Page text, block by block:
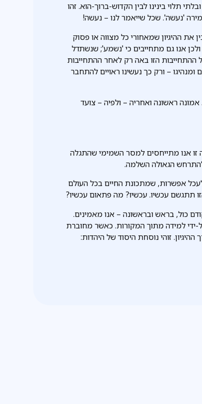
תלוי בינינו לבין הקדוש-ברוך-הוא. זהו
'נעשה'. שכל שייאמר לנו – נעשה!
את ההיגיון שמאחורי כל מצווה או פסוק
אנו גם מתחייבים כי 'נשמע'; שנשתדל
ההתחייבות הזו באה רק לאחר ההתחייבות
– ורק כך נעשינו ראויים להתחבר
אמונה ראשונה ואחריה – ולפיה – צועד
זו אנו מתייחסים למסר השמימי שהתגלה
להתרחש הגאולה השלמה.
לעכל אפשרות, שמתכונת החיים בכל העולם
עכשיו. עכשיו? מה פתאום עכשיו?
קודם כול, בראש ובראשונה – אנו מאמינים.
ידי למידה מתוך המקורות. כאשר מחוברת
זוהי נוסחת היסוד של היהדות: